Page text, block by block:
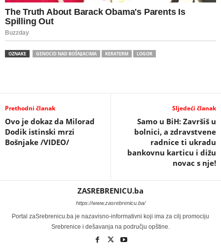
OZNAKE GENOCID NAD BOŠNJACIMA KERATERM LOGOR
Prethodni članak
Ovo je dokaz da Milorad
Dodik istinski mrzi
Bošnjake /VIDEO/
Sljedeći članak
Samo u BiH: Završiš u
bolnici, a zdravstvene
radnice ti ukradu
bankovnu karticu i dižu
novac s nje!
ZASREBRENICU.ba
https://www.zasrebrenicu.ba/
Portal zaSrebrenicu.ba je nazavisno-informativni koji ima za cilj promociju
Srebrenice i dešavanja na području opštine.